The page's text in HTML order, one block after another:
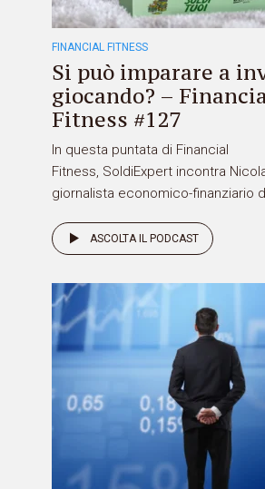
FINANCIAL FITNESS
Si può imparare a
giocando? –
Fitness #127
In questa puntata di Financial
Fitness, SoldiExpert incontra
giornalista economico-finanziario di
ASCOLTA IL PODCAST